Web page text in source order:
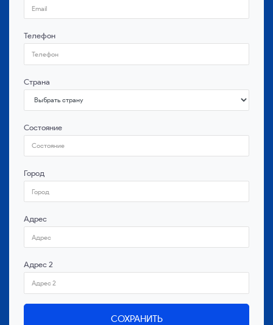
Телефон
Страна
Состояние
Город
Адрес
Адрес 2
СОХРАНИТЬ